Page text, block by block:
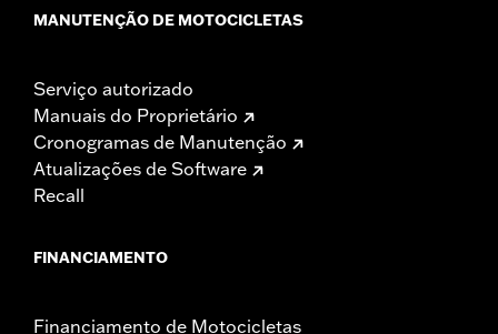
MANUTENÇÃO DE MOTOCICLETAS
Serviço autorizado
Manuais do Proprietário
Cronogramas de Manutenção
Atualizações de Software
Recall
FINANCIAMENTO
Financiamento de Motocicletas